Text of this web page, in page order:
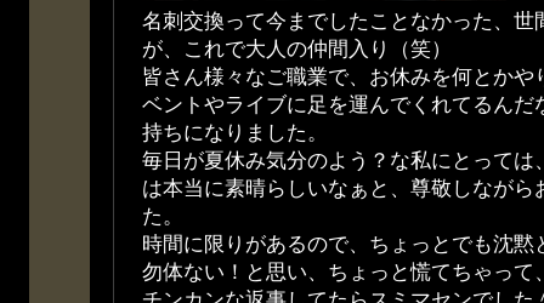
名刺交換って今までしたことなかった、世
が、これで大人の仲間入り（笑）
皆さん様々なご職業で、お休みを何とかや
ベントやライブに足を運んでくれてるんだ
持ちになりました。
毎日が夏休み気分のよう？な私にとっては
は本当に素晴らしいなぁと、尊敬しながら
た。
時間に限りがあるので、ちょっとでも沈黙
勿体ない！と思い、ちょっと慌てちゃって